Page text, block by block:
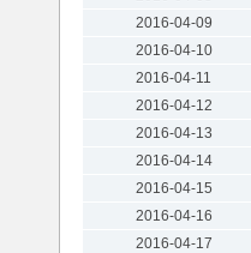
2016-04-09
2016-04-10
2016-04-11
2016-04-12
2016-04-13
2016-04-14
2016-04-15
2016-04-16
2016-04-17